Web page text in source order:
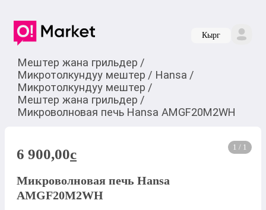
Кырг
Мештер жана грильдер /
Микротолкундуу мештер / Hansa /
Микротолкундуу мештер /
Мештер жана грильдер /
Микроволновая печь Hansa AMGF20M2WH
1 / 1
6 900,00c
Микроволновая печь Hansa
AMGF20M2WH